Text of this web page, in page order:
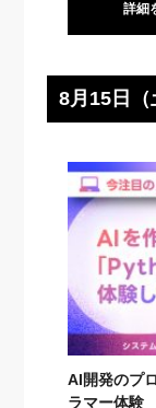
詳細
8月15日（
AI開発のプ
ラマー体験